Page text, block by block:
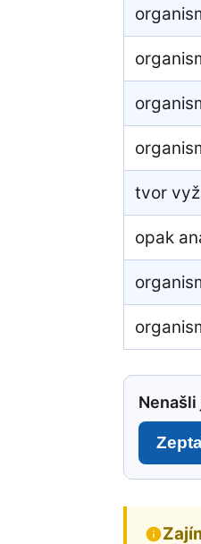
tvor
opak